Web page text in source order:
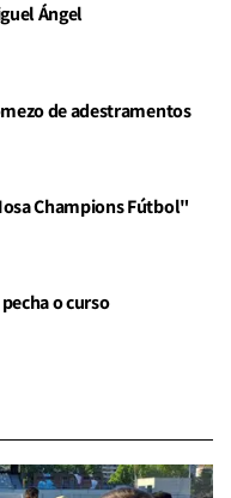
Ángel
de adestramentos
Champions Fútbol"
o curso